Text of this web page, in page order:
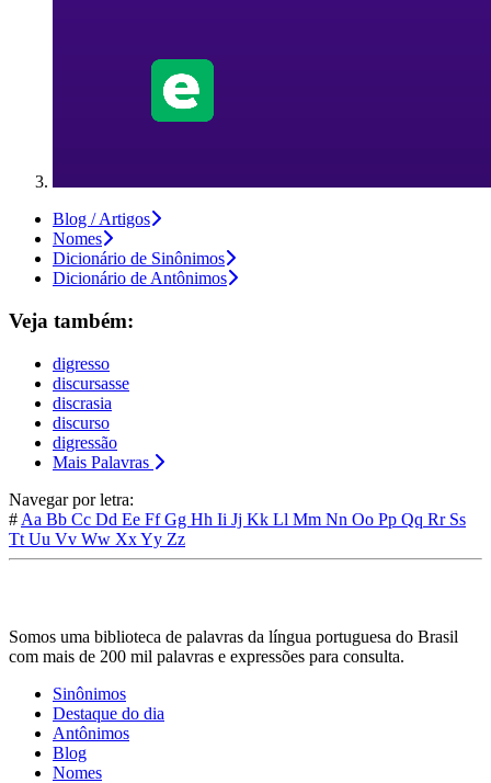
Blog / Artigos
Nomes
Dicionário de Sinônimos
Dicionário de Antônimos
Veja também:
digresso
discursasse
discrasia
discurso
digressão
Mais Palavras
Navegar por letra:
# Aa Bb Cc Dd Ee FfGg Hh Ii Jj Kk Ll Mm Nn Oo Pp Qq Rr Ss
Tt Uu Vv Ww XxYy Zz
Somos uma biblioteca de palavras da língua portuguesa do Brasil
com mais de 200 mil palavras e expressões para consulta.
Sinônimos
Destaque do dia
Antônimos
Blog
Nomes